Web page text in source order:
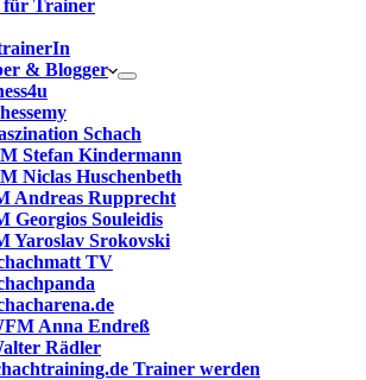
für Trainer
& Blogger
Schach
Stefan Kindermann
Niclas Huschenbeth
Andreas Rupprecht
Georgios Souleidis
Yaroslav Srokovski
TV
Anna Endreß
Rädler
Trainer werden